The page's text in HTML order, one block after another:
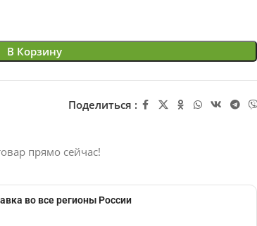
В Корзину
Поделиться :
прямо сейчас!
во все регионы России